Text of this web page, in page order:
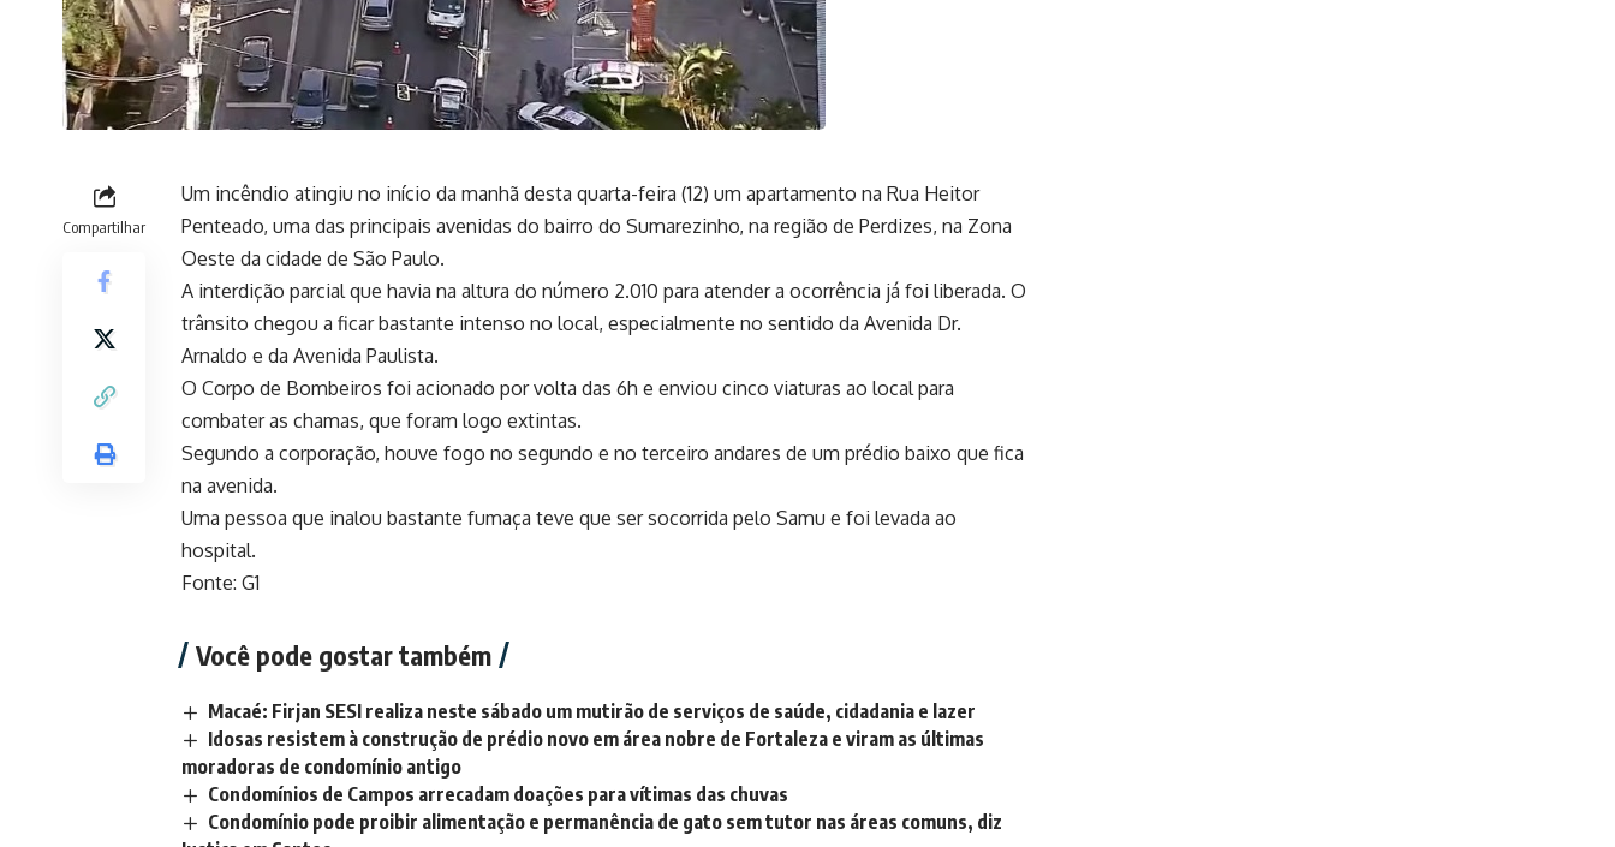
Compartilhar
Um incêndio atingiu no início da manhã desta quarta-feira (12) um apartamento na Rua Heitor
Penteado, uma das principais avenidas do bairro do Sumarezinho, na região de Perdizes, na Zona
Oeste da cidade de São Paulo.
A interdição parcial que havia na altura do número 2.010 para atender a ocorrência já foi liberada. O
trânsito chegou a ficar bastante intenso no local, especialmente no sentido da Avenida Dr.
Arnaldo e da Avenida Paulista.
O Corpo de Bombeiros foi acionado por volta das 6h e enviou cinco viaturas ao local para
combater as chamas, que foram logo extintas.
Segundo a corporação, houve fogo no segundo e no terceiro andares de um prédio baixo que fica
na avenida.
Uma pessoa que inalou bastante fumaça teve que ser socorrida pelo Samu e foi levada ao
hospital.
Fonte: G1
Você pode gostar também
Macaé: Firjan SESI realiza neste sábado um mutirão de serviços de saúde, cidadania e lazer
Idosas resistem à construção de prédio novo em área nobre de Fortaleza e viram as últimas
moradoras de condomínio antigo
Condomínios de Campos arrecadam doações para vítimas das chuvas
Condomínio pode proibir alimentação e permanência de gato sem tutor nas áreas comuns, diz